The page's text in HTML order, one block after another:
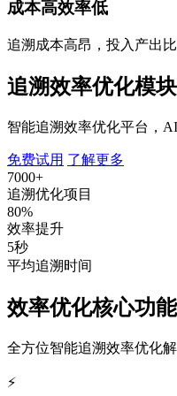
成本高效率低
追溯成本高昂，投入产出
追溯效率优化模块
智能追溯效率优化平台，
免费试用 了解更多
7000+
追溯优化项目
80%
效率提升
5秒
平均追溯时间
效率优化核心功能
全方位智能追溯效率优化
⚡